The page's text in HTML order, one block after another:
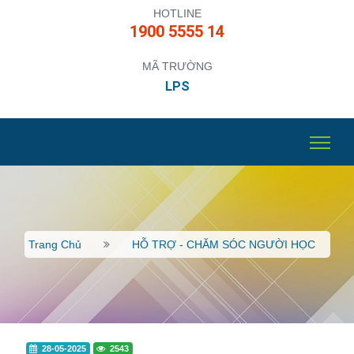
HOTLINE
1900 5555 14
MÃ TRƯỜNG
LPS
Trang Chủ HỖ TRỢ - CHĂM SÓC NGƯỜI HỌC
28-05-2025 2543